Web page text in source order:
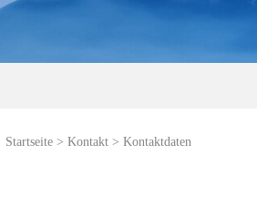
Startseite > Kontakt > Kontaktdaten